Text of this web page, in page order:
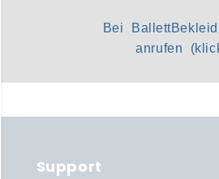
Bei
anrufen
Support